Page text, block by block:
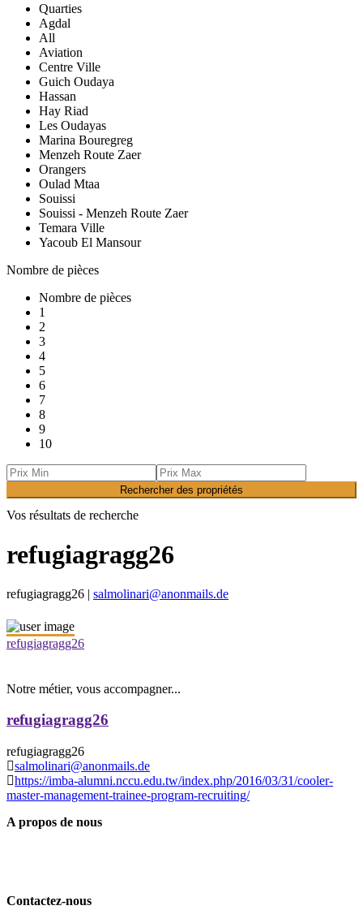
Quarties
Agdal
All
Aviation
Centre Ville
Guich Oudaya
Hassan
Hay Riad
Les Oudayas
Marina Bouregreg
Menzeh Route Zaer
Orangers
Oulad Mtaa
Souissi
Souissi - Menzeh Route Zaer
Temara Ville
Yacoub El Mansour
Nombre de pièces
Nombre de pièces
1
2
3
4
5
6
7
8
9
10
Rechercher des propriétés
Vos résultats de recherche
refugiagragg26
refugiagragg26 | salmolinari@anonmails.de
refugiagragg26
Notre métier, vous accompagner...
refugiagragg26
refugiagragg26
salmolinari@anonmails.de
https://imba-alumni.nccu.edu.tw/index.php/2016/03/31/cooler-
master-management-trainee-program-recruiting/
A propos de nous
Contactez-nous